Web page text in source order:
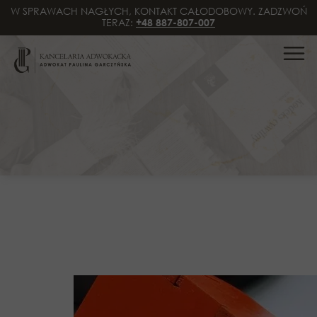
W SPRAWACH NAGŁYCH, KONTAKT CAŁODOBOWY. ZADZWOŃ
TERAZ: +48 887-807-007